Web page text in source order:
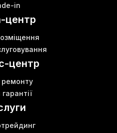
in
центр
центр